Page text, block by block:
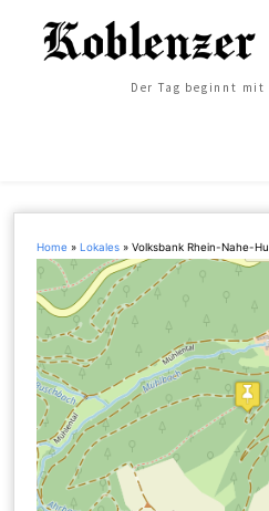
Der Tag beginnt
Home »Lokales »Volksbank Rhein-Nahe-